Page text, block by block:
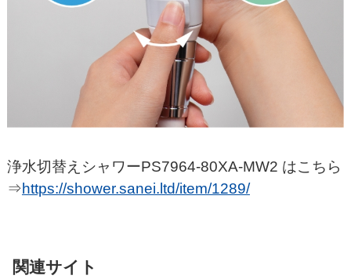
浄水切替えシャワーPS7964-80XA-MW2 はこちら
⇒https://shower.sanei.ltd/item/1289/
関連サイト